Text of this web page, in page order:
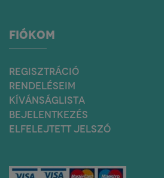
FIÓKOM
REGISZTRÁCIÓ
RENDELÉSEIM
KÍVÁNSÁGLISTA
BEJELENTKEZÉS
ELFELEJTETT JELSZÓ